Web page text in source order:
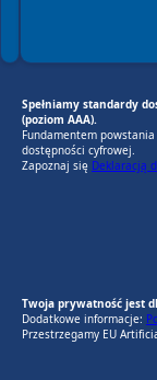
Spełniamy standardy
(poziom AAA).
Fundamentem
dostępności cyfrowej.
Zapoznaj się Deklaracją
Twoja prywatność jest
Dodatkowe informacje:
Przestrzegamy EU